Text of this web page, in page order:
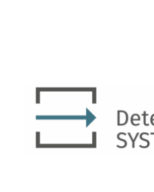
Detektiv